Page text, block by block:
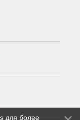
для более